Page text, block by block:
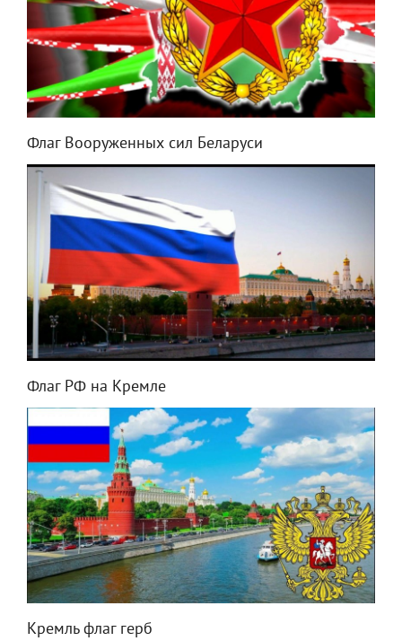
Флаг Вооруженных сил Беларуси
Флаг РФ на Кремле
Кремль флаг герб